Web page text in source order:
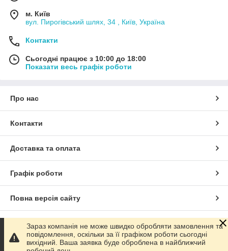
м. Київ
вул. Пирогівський шлях, 34 , Київ, Україна
Контакти
Сьогодні працює з 10:00 до 18:00
Показати весь графік роботи
Про нас
Контакти
Доставка та оплата
Графік роботи
Повна версія сайту
Сайт створено на маркетплейсі Prom.ua
Політика конфіденційності
Зараз компанія не може швидко обробляти замовлення та
повідомлення, оскільки за її графіком роботи сьогодні
вихідний. Ваша заявка буде оброблена в найближчий